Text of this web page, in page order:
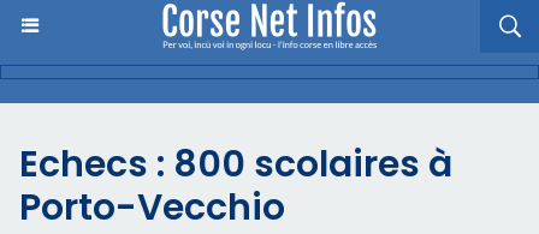
Echecs : 800 scolaires à
Porto-Vecchio